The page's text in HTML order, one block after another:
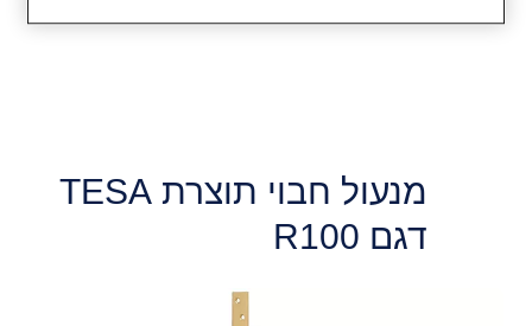
מנעול חבוי תוצרת TESA
דגם R100